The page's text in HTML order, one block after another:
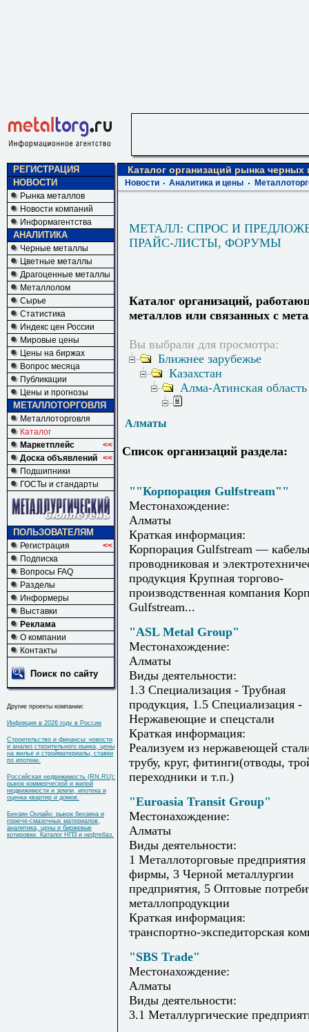
РЕГИСТРАЦИЯ
НОВОСТИ
Рынка металлов
Новости компаний
Информагентства
АНАЛИТИКА
Черные металлы
Цветные металлы
Драгоценные металлы
Металлолом
Сырье
Статистика
Индекс цен России
Мировые цены
Цены на биржах
Вопрос месяца
Публикации
Цены и прогнозы
МЕТАЛЛОТОРГОВЛЯ
Металлоторговля
Каталог
Маркетплейс
<<
Доска объявлений <<
Подшипники
ГОСТы и стандарты
ПОЛЬЗОВАТЕЛЯМ
Регистрация
<<
Подписка
Вопросы FAQ
Разделы
Информеры
Выставки
Реклама
О компании
Контакты
Поиск по сайту
Другие проекты компании:
Инфляция в 2026 году в России
Строительство и финансы: новости
и анализ строительного рынка, цены
на жилье и стройматериалы, ставки
по ипотеке.
Российская недвижимость (RN.RU):
рынок коммерческой и жилой
недвижимости и земли, ипотека и
оценка квартир и домов.
Бензин Онлайн: рынок бензина и
горюче-смазочных материалов,
аналитика, цены и биржевые
котировки. Каталог НПЗ и нефтебаз.
Каталог организаций рынка
Новости Аналитика и цены
МЕТАЛЛ: СПРОС И
ПРАЙС-ЛИСТЫ, ФОРУМЫ
Каталог организаций,
металлов или связанных с
Вы выбрали для просмотра:
Ближнее зарубежье
Казахстан
Алма-Атинская область
Алматы
Список организаций раздела:
""Корпорация Gulfstream""
Местонахождение:
Алматы
Краткая информация:
Корпорация Gulfstream —
проводниковая и
продукция Крупная торгово-
производственная компания
Gulfstream...
"ASL Metal Group"
Местонахождение:
Алматы
Виды деятельности:
1.3 Специализация - Трубная
продукция, 1.5 Специализация -
Нержавеющие и спецстали
Краткая информация:
Реализуем из нержавеющей
трубу, круг, фитинги(отводы,
переходники и т.п.)
"Euroasia Transit Group"
Местонахождение:
Алматы
Виды деятельности:
1 Металлоторговые предприятия
фирмы, 3 Черной металлургии
предприятия, 5 Оптовые
металлопродукции
Краткая информация:
транспортно-экспедиторская
"SBS Trade"
Местонахождение:
Алматы
Виды деятельности:
3.1 Металлургические